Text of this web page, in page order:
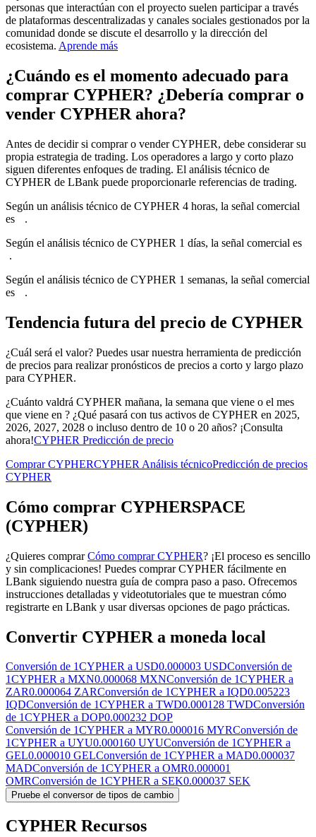
personas que interactúan con el proyecto suelen participar a través
de plataformas descentralizadas y canales sociales gestionados por la
comunidad donde se discute el desarrollo y la dirección del
ecosistema. Aprende más
¿Cuándo es el momento adecuado para
comprar CYPHER? ¿Debería comprar o
vender CYPHER ahora?
Antes de decidir si comprar o vender CYPHER, debe considerar su
propia estrategia de trading. Los operadores a largo y corto plazo
siguen diferentes enfoques de trading. El análisis técnico de
CYPHER de LBank puede proporcionarle referencias de trading.
Según un análisis técnico de CYPHER 4 horas, la señal comercial
es
.
Según el análisis técnico de CYPHER 1 días, la señal comercial es
.
Según el análisis técnico de CYPHER 1 semanas, la señal comercial
es
.
Tendencia futura del precio de CYPHER
¿Cuál será el valor? Puedes usar nuestra herramienta de predicción
de precios para realizar pronósticos de precios a corto y largo plazo
para CYPHER.
¿Cuánto valdrá CYPHER mañana, la semana que viene o el mes
que viene en ? ¿Qué pasará con tus activos de CYPHER en 2025,
2026, 2027, 2028 o incluso dentro de 10 o 20 años? ¡Consulta
ahora!CYPHER Predicción de precio
Comprar CYPHERCYPHER Análisis técnicoPredicción de precios
CYPHER
Cómo comprar CYPHERSPACE
(CYPHER)
¿Quieres comprarCómo comprar CYPHER? ¡El proceso es sencillo
y sin complicaciones! Puedes comprar CYPHER fácilmente en
LBank siguiendo nuestra guía de compra paso a paso. Ofrecemos
instrucciones detalladas y videotutoriales que te muestran cómo
registrarte en LBank y usar diversas opciones de pago prácticas.
Convertir CYPHER a moneda local
Conversión de 1CYPHER a USD0.000003 USDConversión de
1CYPHER a MXN0.000068 MXNConversión de 1CYPHER a
ZAR0.000064 ZARConversión de 1CYPHER a IQD0.005223
IQDConversión de 1CYPHER a TWD0.000128 TWDConversión
de 1CYPHER a DOP0.000232 DOP
Conversión de 1CYPHER a MYR0.000016 MYRConversión de
1CYPHER a UYU0.000160 UYUConversión de 1CYPHER a
GEL0.000010 GELConversión de 1CYPHER a MAD0.000037
MADConversión de 1CYPHER a OMR0.000001
OMRConversión de 1CYPHER a SEK0.000037 SEK
Pruebe el conversor de tipos de cambio
CYPHER Recursos